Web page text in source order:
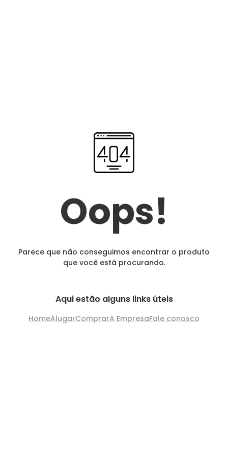
Oops!
Parece que não conseguimos encontrar o produto
que você está procurando.
Aqui estão alguns links úteis
HomeAlugarComprarA EmpresaFale conosco